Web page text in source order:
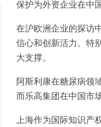
保护为外资企业在中
在沪欧洲企业的探访
信心和创新活力。特
大支撑。
阿斯利康在糖尿病领
而乐高集团在中国市
上海作为国际知识